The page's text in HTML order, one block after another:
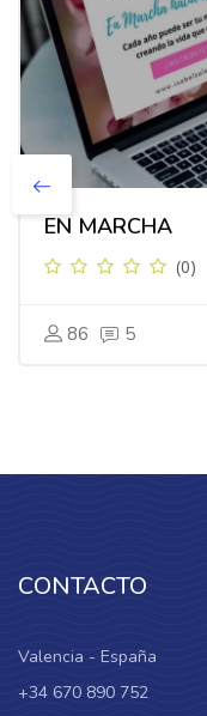
EN MARCHA
(0)
86 5
CONTACTO
Valencia - España
+34 670 890 752